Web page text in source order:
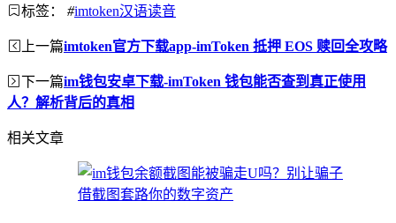
标签： #imtoken汉语读音
上一篇imtoken官方下载app-imToken 抵押 EOS 赎回全攻略
下一篇im钱包安卓下载-imToken 钱包能否查到真正使用
人？解析背后的真相
相关文章